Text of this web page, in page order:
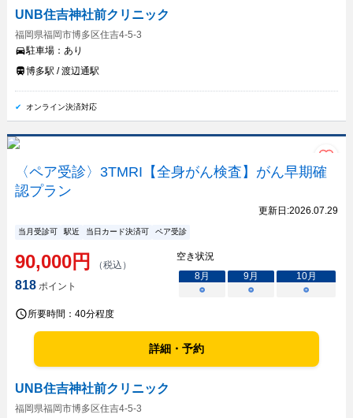
UNB住吉神社前クリニック
福岡県福岡市博多区住吉4-5-3
駐車場： あり
博多駅 / 渡辺通駅
オンライン決済対応
〈ペア受診〉3TMRI【全身がん検査】がん早期確
認プラン
更新日:2026.07.29
当月受診可 駅近 当日カード決済可 ペア受診
90,000円 （税込）
818ポイント
空き状況
8月 9月 10月
○
○ ○
所要時間： 40分程度
詳細・予約
UNB住吉神社前クリニック
福岡県福岡市博多区住吉4-5-3